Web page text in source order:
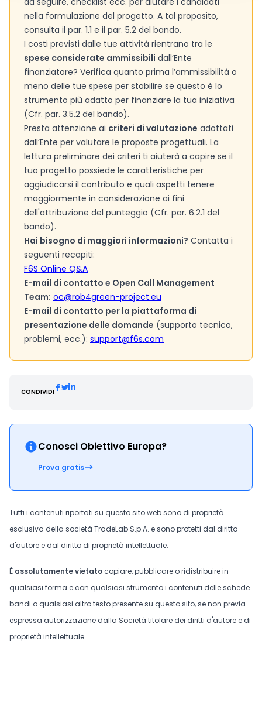
nella formulazione del progetto. A tal proposito,
consulta il par. 1.1 e il par. 5.2 del bando.
I costi previsti dalle tue attività rientrano tra le
spese considerate ammissibili dall’Ente
finanziatore? Verifica quanto prima l’ammissibilità o
meno delle tue spese per stabilire se questo è lo
strumento più adatto per finanziare la tua iniziativa
(Cfr. par. 3.5.2 del bando).
Presta attenzione ai criteri di valutazione adottati
dall’Ente per valutare le proposte progettuali. La
lettura preliminare dei criteri ti aiuterà a capire se il
tuo progetto possiede le caratteristiche per
aggiudicarsi il contributo e quali aspetti tenere
maggiormente in considerazione ai fini
dell'attribuzione del punteggio (Cfr. par. 6.2.1 del
bando).
Hai bisogno di maggiori informazioni? Contatta i
seguenti recapiti:
F6S Online Q&A
E-mail di contatto e Open Call Management
Team: oc@rob4green-project.eu
E-mail di contatto per la piattaforma di
presentazione delle domande (supporto tecnico,
problemi, ecc.): support@f6s.com
CONDIVIDI
Conosci Obiettivo Europa?
Prova gratis
Tutti i contenuti riportati su questo sito web sono di proprietà
esclusiva della società TradeLab S.p.A. e sono protetti dal diritto
d'autore e dal diritto di proprietà intellettuale.
È assolutamente vietato copiare, pubblicare o ridistribuire in
qualsiasi forma e con qualsiasi strumento i contenuti delle schede
bandi o qualsiasi altro testo presente su questo sito, se non previa
espressa autorizzazione dalla Società titolare dei diritti d'autore e di
proprietà intellettuale.